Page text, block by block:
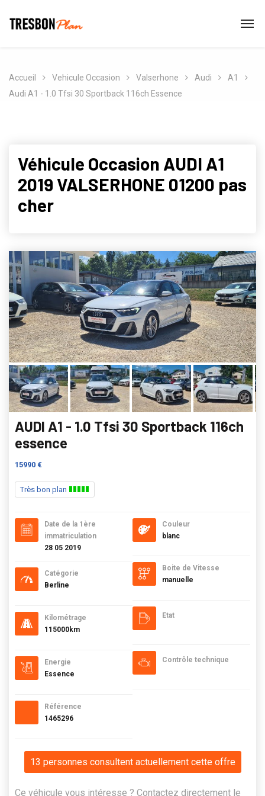
Accueil Vehicule Occasion Valserhone Audi
A1
Audi A1 - 1.0 Tfsi 30 Sportback 116ch Essence
Véhicule Occasion AUDI A1
2019 VALSERHONE 01200 pas
cher
AUDI A1 - 1.0 Tfsi 30 Sportback 116ch
essence
15990 €
Très bon plan
Date de la 1ère
immatriculation
28 05 2019
Catégorie
Berline
Kilométrage
115000km
Energie
Essence
Référence
1465296
Couleur
blanc
Boite de Vitesse
manuelle
Etat
Contrôle technique
13 personnes consultent actuellement cette offre
Ce véhicule vous intéresse ? Contactez directement le